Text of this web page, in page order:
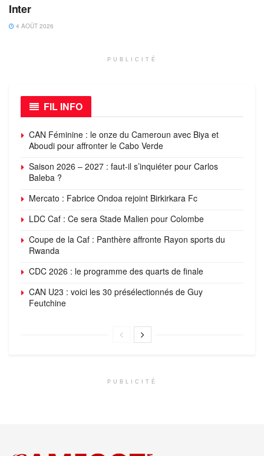
Inter
4 AOÛT 2026
PUBLICITÉ
FIL INFO
CAN Féminine : le onze du Cameroun avec Biya et
Aboudi pour affronter le Cabo Verde
Saison 2026 – 2027 : faut-il s’inquiéter pour Carlos
Baleba ?
Mercato : Fabrice Ondoa rejoint Birkirkara Fc
LDC Caf : Ce sera Stade Malien pour Colombe
Coupe de la Caf : Panthère affronte Rayon sports du
Rwanda
CDC 2026 : le programme des quarts de finale
CAN U23 : voici les 30 présélectionnés de Guy
Feutchine
PUBLICITÉ